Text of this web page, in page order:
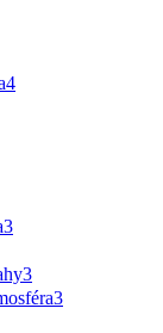
4
3
3
3